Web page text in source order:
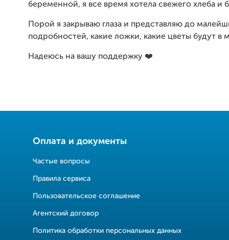
беременной, я все время хотела свежего хлеба и
Порой я закрываю глаза и представляю до
подробностей, какие ложки, какие цветы будут в
Надеюсь на вашу поддержку ❤️
Оплата и документы
Частые вопросы
Правила сервиса
Пользовательское соглашение
Агентский договор
Политика обработки персональных данных